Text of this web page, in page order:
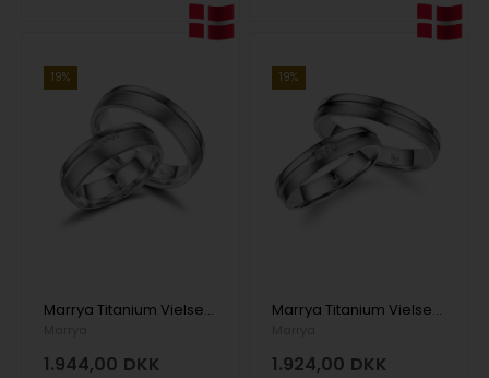
19%
Marrya Titanium Vielsesringe med 5 stk Zirkonia
1.944,00 DKK
19%
Marrya Titanium Vielsesringe med 3 stk Zirkonia
1.924,00 DKK